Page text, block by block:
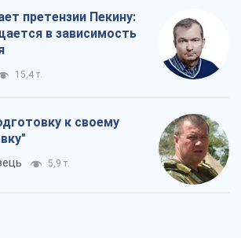
претензии Пекину:
в зависимость
15,4 т.
к своему
5,9 т.